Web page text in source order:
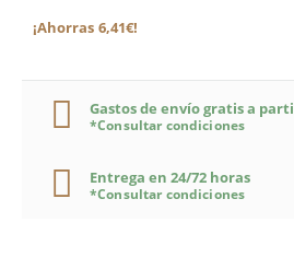
¡Ahorras 6,41€!
Gastos de envío gratis a
*Consultar condiciones
Entrega en 24/72 horas
*Consultar condiciones